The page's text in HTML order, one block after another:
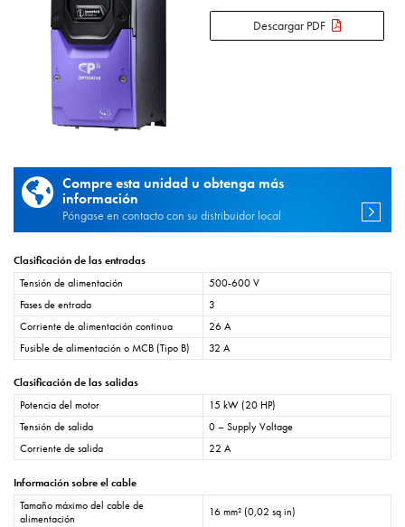
Descargar PDF
Compre esta unidad u obtenga más
información
Póngase en contacto con su distribuidor local
Clasificación de las entradas
Tensión de alimentación
500-600 V
Fases de entrada
3
Corriente de alimentación continua
26 A
Fusible de alimentación o MCB (Tipo B)
32 A
Clasificación de las salidas
Potencia del motor
15 kW (20 HP)
Tensión de salida
0 – Supply Voltage
Corriente de salida
22 A
Información sobre el cable
Tamaño máximo del cable de
alimentación
16 mm² (0,02 sq in)